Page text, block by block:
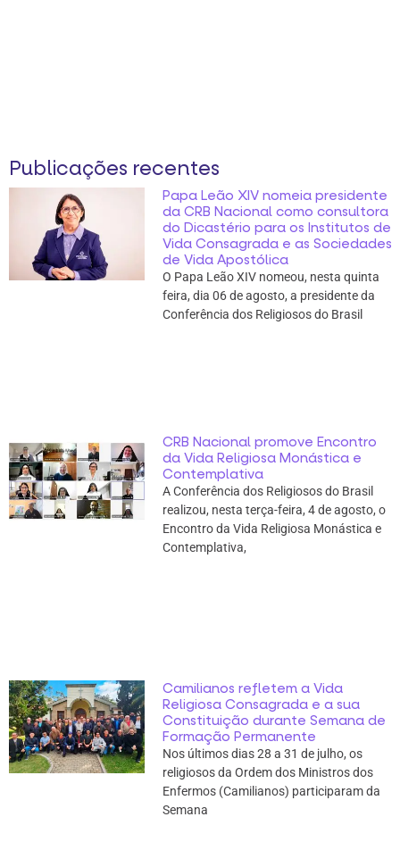
Publicações recentes
Papa Leão XIV nomeia presidente
da CRB Nacional como consultora
do Dicastério para os Institutos de
Vida Consagrada e as Sociedades
de Vida Apostólica
O Papa Leão XIV nomeou, nesta quinta
feira, dia 06 de agosto, a presidente da
Conferência dos Religiosos do Brasil
CRB Nacional promove Encontro
da Vida Religiosa Monástica e
Contemplativa
A Conferência dos Religiosos do Brasil
realizou, nesta terça-feira, 4 de agosto, o
Encontro da Vida Religiosa Monástica e
Contemplativa,
Camilianos refletem a Vida
Religiosa Consagrada e a sua
Constituição durante Semana de
Formação Permanente
Nos últimos dias 28 a 31 de julho, os
religiosos da Ordem dos Ministros dos
Enfermos (Camilianos) participaram da
Semana